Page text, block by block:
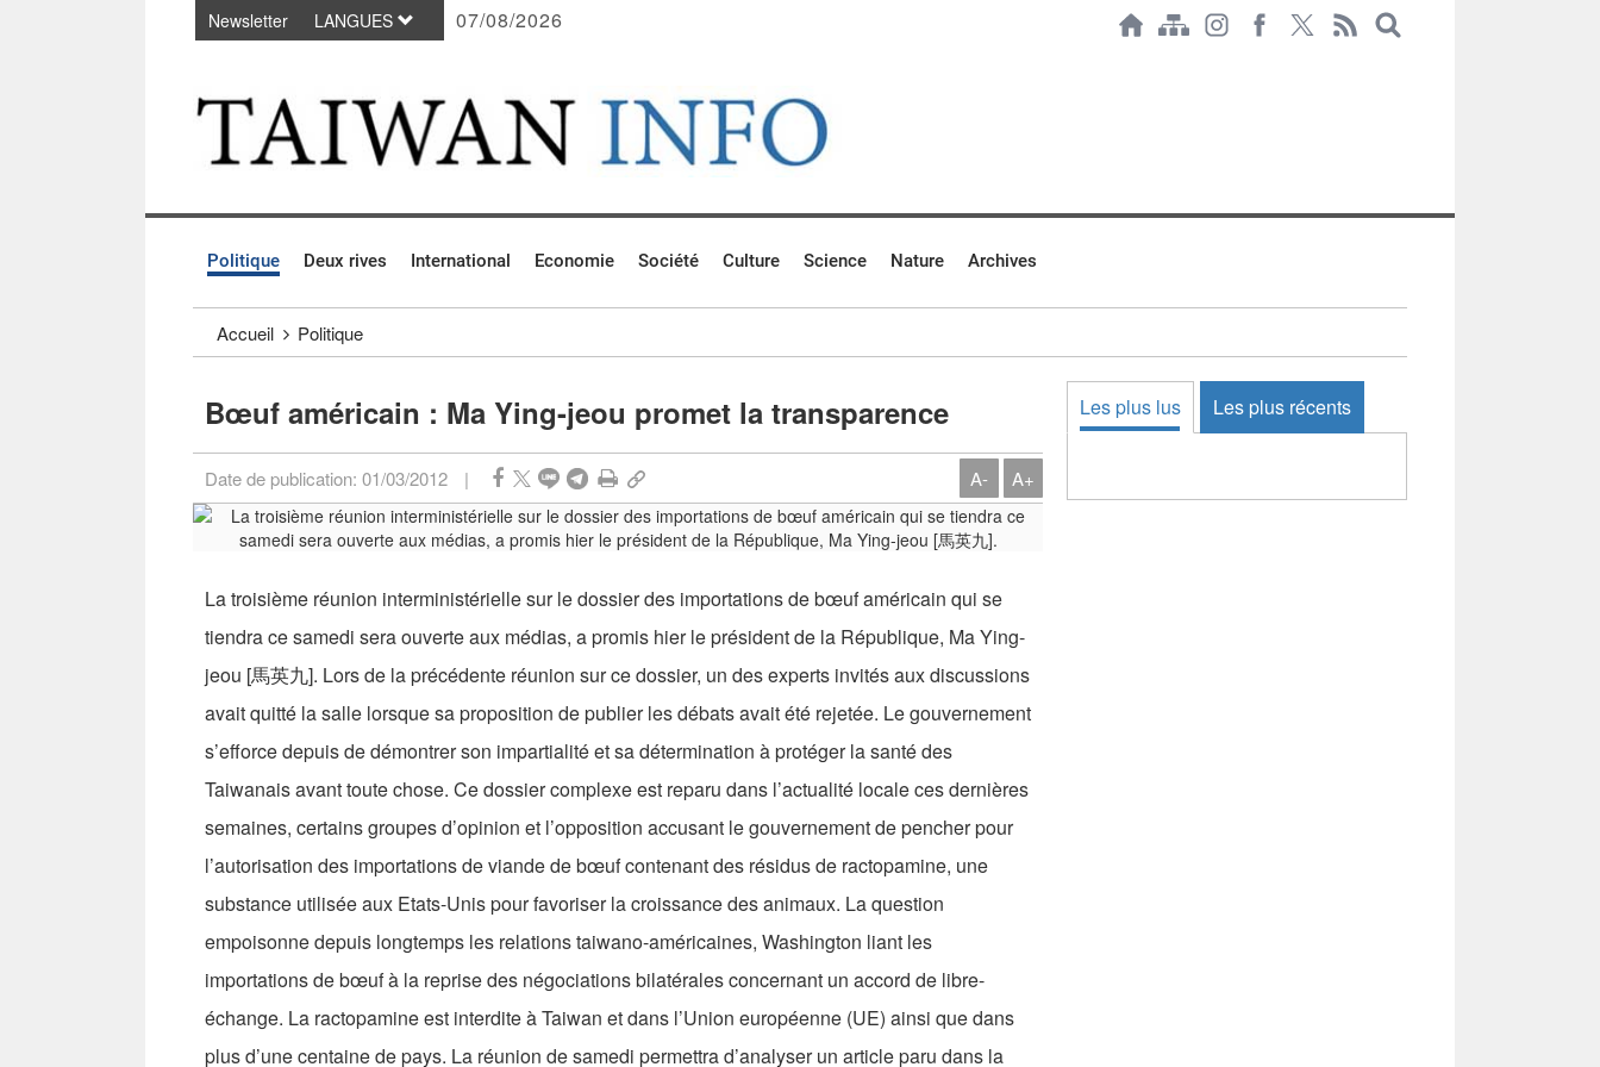
Passer au contenu principal
Newsletter LANGUES 07/08/2026
Politique Deux rives International Economie Société Culture Science Nature Archives
Accueil Politique
Bœuf américain : Ma Ying-jeou promet la transparence
Date de publication: 01/03/2012 | A- A+
La troisième réunion interministérielle sur le dossier des importations de bœuf américain qui se
tiendra ce samedi sera ouverte aux médias, a promis hier le président de la République, Ma Ying-
jeou [馬英九]. Lors de la précédente réunion sur ce dossier, un des experts invités aux discussions
avait quitté la salle lorsque sa proposition de publier les débats avait été rejetée. Le gouvernement
s’efforce depuis de démontrer son impartialité et sa détermination à protéger la santé des
Taiwanais avant toute chose. Ce dossier complexe est reparu dans l’actualité locale ces dernières
semaines, certains groupes d’opinion et l’opposition accusant le gouvernement de pencher pour
l’autorisation des importations de viande de bœuf contenant des résidus de ractopamine, une
substance utilisée aux Etats-Unis pour favoriser la croissance des animaux. La question
empoisonne depuis longtemps les relations taiwano-américaines, Washington liant les
importations de bœuf à la reprise des négociations bilatérales concernant un accord de libre-
échange. La ractopamine est interdite à Taiwan et dans l’Union européenne (UE) ainsi que dans
plus d’une centaine de pays. La réunion de samedi permettra d’analyser un article paru dans la
Les plus lus Les plus récents